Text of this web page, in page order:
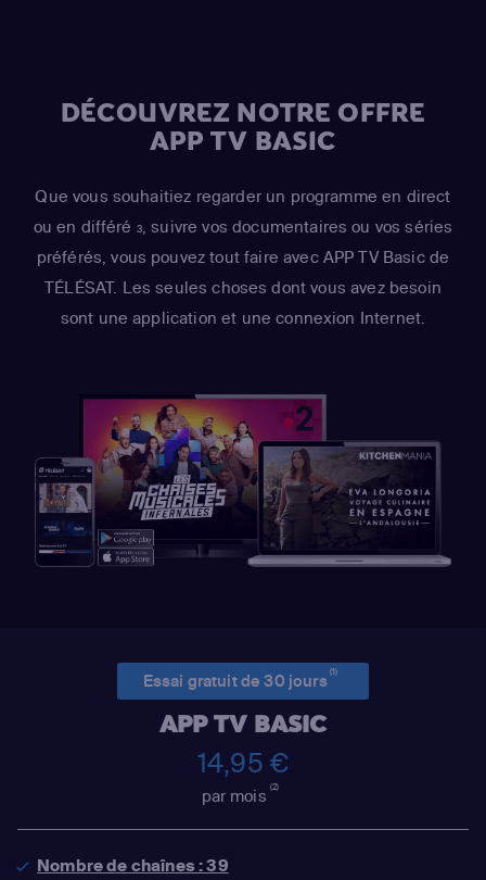
DÉCOUVREZ NOTRE OFFRE
APP TV BASIC
Que vous souhaitiez regarder un programme en direct
ou en différé 3
, suivre vos documentaires ou vos séries
préférés, vous pouvez tout faire avec APP TV Basic de
TÉLÉSAT. Les seules choses dont vous avez besoin
sont une application et une connexion Internet.
Essai gratuit de 30 jours(1)
APP TV BASIC
14,95 €
par mois(2)
Nombre de chaînes : 39